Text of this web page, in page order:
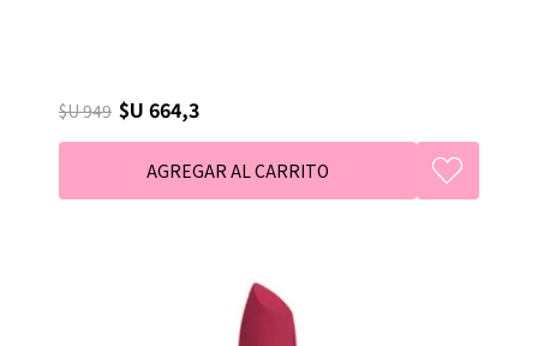
$U 949 $U 664,3